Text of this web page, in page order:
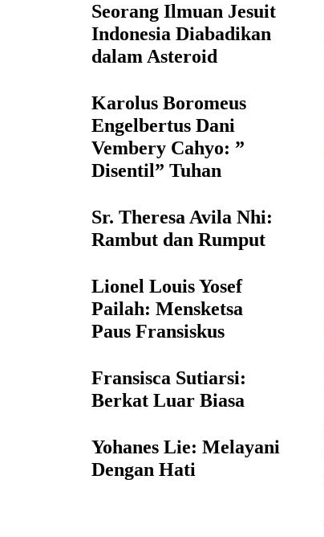
Seorang Ilmuan Jesuit
Indonesia Diabadikan
dalam Asteroid
Karolus Boromeus
Engelbertus Dani
Vembery Cahyo: ”
Disentil” Tuhan
Sr. Theresa Avila Nhi:
Rambut dan Rumput
Lionel Louis Yosef
Pailah: Mensketsa
Paus Fransiskus
Fransisca Sutiarsi:
Berkat Luar Biasa
Yohanes Lie: Melayani
Dengan Hati